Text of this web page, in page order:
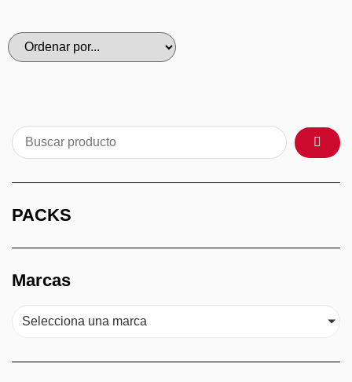
PACKS
Marcas
Selecciona una marca